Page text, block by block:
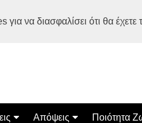
να διασφαλίσει ότι θα
Απόψεις Ποιότητα